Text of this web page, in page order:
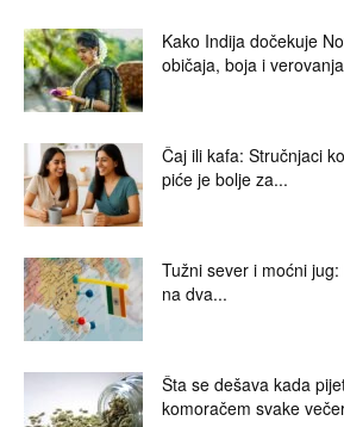
Kako Indija dočekuje
običaja, boja i verovanja
Čaj ili kafa: Stručnjaci
piće je bolje za...
Tužni sever i moćni
na dva...
Šta se dešava kada
komoračem svake